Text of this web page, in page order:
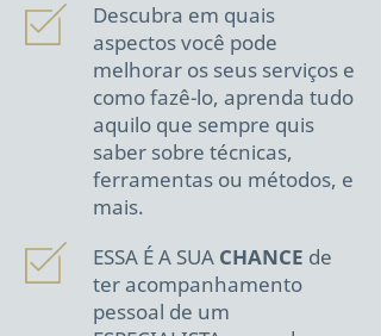
Descubra em quais
aspectos você pode
melhorar os seus serviços e
como fazê-lo, aprenda tudo
aquilo que sempre quis
saber sobre técnicas,
ferramentas ou métodos, e
mais.
ESSA É A SUA CHANCE de
ter acompanhamento
pessoal de um